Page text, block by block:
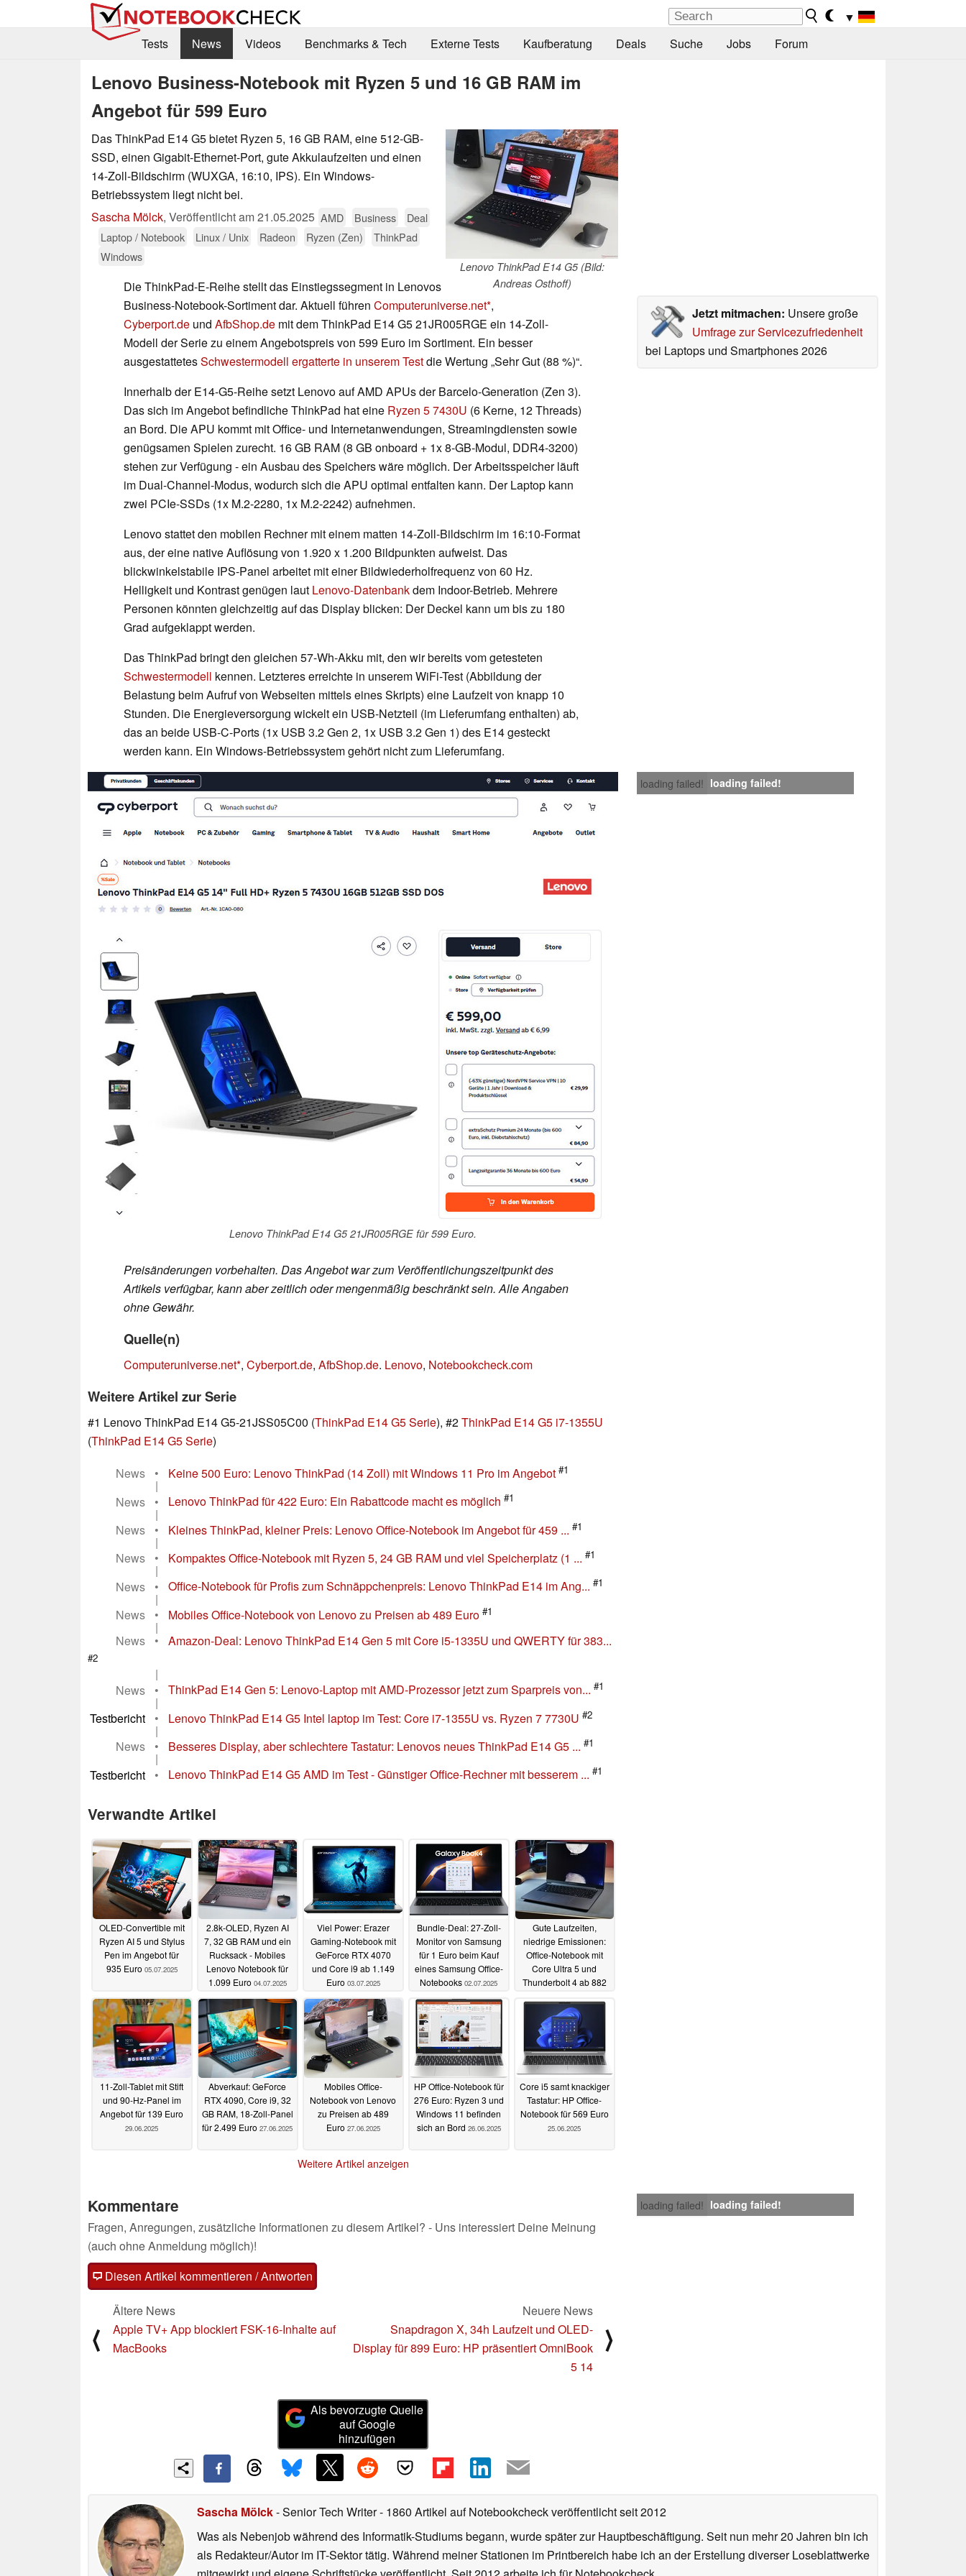
▼
Tests
News Videos Benchmarks & Tech Externe Tests Kaufberatung Deals Suche Jobs Forum
Lenovo Business-Notebook mit Ryzen 5 und 16 GB RAM im
Angebot für 599 Euro
Lenovo ThinkPad E14 G5 (Bild:
Andreas Osthoff)
Das ThinkPad E14 G5 bietet Ryzen 5, 16 GB RAM, eine 512-GB-
SSD, einen Gigabit-Ethernet-Port, gute Akkulaufzeiten und einen
14-Zoll-Bildschirm (WUXGA, 16:10, IPS). Ein Windows-
Betriebssystem liegt nicht bei.
Sascha Mölck, Veröffentlicht am21.05.2025 AMD Business
Deal
Laptop / Notebook
Linux / Unix Radeon Ryzen (Zen)
ThinkPad
Windows
Jetzt mitmachen: Unsere große
Umfrage zur Servicezufriedenheit
bei Laptops und Smartphones 2026
Die ThinkPad-E-Reihe stellt das Einstiegssegment in Lenovos
Business-Notebook-Sortiment dar. Aktuell führen Computeruniverse.net ,
Cyberport.de und AfbShop.de mit dem ThinkPad E14 G5 21JR005RGE ein 14-Zoll-
Modell der Serie zu einem Angebotspreis von 599 Euro im Sortiment. Ein besser
ausgestattetesSchwestermodell ergatterte in unserem Testdie Wertung „Sehr Gut (88 %)“.
Innerhalb der E14-G5-Reihe setzt Lenovo auf AMD APUs der Barcelo-Generation (Zen 3).
Das sich im Angebot befindliche ThinkPad hat eine Ryzen 5 7430U (6 Kerne, 12 Threads)
an Bord. Die APU kommt mit Office- und Internetanwendungen, Streamingdiensten sowie
genügsamen Spielen zurecht. 16 GB RAM (8 GB onboard + 1x 8-GB-Modul, DDR4-3200)
stehen zur Verfügung - ein Ausbau des Speichers wäre möglich. Der Arbeitsspeicher läuft
im Dual-Channel-Modus, wodurch sich die APU optimal entfalten kann. Der Laptop kann
zwei PCIe-SSDs (1x M.2-2280, 1x M.2-2242) aufnehmen.
Lenovo stattet den mobilen Rechner mit einem matten 14-Zoll-Bildschirm im 16:10-Format
aus, der eine native Auflösung von 1.920 x 1.200 Bildpunkten aufweist. Das
blickwinkelstabile IPS-Panel arbeitet mit einer Bildwiederholfrequenz von 60 Hz.
Helligkeit und Kontrast genügen laut Lenovo-Datenbankdem Indoor-Betrieb. Mehrere
Personen könnten gleichzeitig auf das Display blicken: Der Deckel kann um bis zu 180
Grad aufgeklappt werden.
Das ThinkPad bringt den gleichen 57-Wh-Akku mit, den wir bereits vom getesteten
Schwestermodell kennen. Letzteres erreichte in unserem WiFi-Test (Abbildung der
Belastung beim Aufruf von Webseiten mittels eines Skripts) eine Laufzeit von knapp 10
Stunden. Die Energieversorgung wickelt ein USB-Netzteil (im Lieferumfang enthalten) ab,
das an beide USB-C-Ports (1x USB 3.2 Gen 2, 1x USB 3.2 Gen 1) des E14 gesteckt
werden kann. Ein Windows-Betriebssystem gehört nicht zum Lieferumfang.
loading failed! loading failed!
Lenovo ThinkPad E14 G5 21JR005RGE für 599 Euro.
Preisänderungen vorbehalten. Das Angebot war zum Veröffentlichungszeitpunkt des
Artikels verfügbar, kann aber zeitlich oder mengenmäßig beschränkt sein. Alle Angaben
ohne Gewähr.
Quelle(n)
Computeruniverse.net , Cyberport.de, AfbShop.de. Lenovo, Notebookcheck.com
Weitere Artikel zur Serie
#1 Lenovo ThinkPad E14 G5-21JSS05C00 (ThinkPad E14 G5 Serie), #2ThinkPad E14 G5 i7-1355U
(ThinkPad E14 G5 Serie)
News
• Keine 500 Euro: Lenovo ThinkPad (14 Zoll) mit Windows 11 Pro im Angebot #1
|
News
• Lenovo ThinkPad für 422 Euro: Ein Rabattcode macht es möglich #1
|
News
• Kleines ThinkPad, kleiner Preis: Lenovo Office-Notebook im Angebot für 459 ... #1
|
News
• Kompaktes Office-Notebook mit Ryzen 5, 24 GB RAM und viel Speicherplatz (1 ... #1
|
News
• Office-Notebook für Profis zum Schnäppchenpreis: Lenovo ThinkPad E14 im Ang... #1
|
News
• Mobiles Office-Notebook von Lenovo zu Preisen ab 489 Euro #1
|
News
• Amazon-Deal: Lenovo ThinkPad E14 Gen 5 mit Core i5-1335U und QWERTY für 383...
#2
|
News
• ThinkPad E14 Gen 5: Lenovo-Laptop mit AMD-Prozessor jetzt zum Sparpreis von... #1
|
Testbericht
• Lenovo ThinkPad E14 G5 Intel laptop im Test: Core i7-1355U vs. Ryzen 7 7730U #2
|
News
• Besseres Display, aber schlechtere Tastatur: Lenovos neues ThinkPad E14 G5 ... #1
|
Testbericht
• Lenovo ThinkPad E14 G5 AMD im Test - Günstiger Office-Rechner mit besserem ... #1
Verwandte Artikel
OLED-Convertible mit
Ryzen AI 5 und Stylus
Pen im Angebot für
935 Euro 05.07.2025
2.8k-OLED, Ryzen AI
7, 32 GB RAM und ein
Rucksack - Mobiles
Lenovo Notebook für
1.099 Euro 04.07.2025
Viel Power: Erazer
Gaming-Notebook mit
GeForce RTX 4070
und Core i9 ab 1.149
Euro 03.07.2025
Bundle-Deal: 27-Zoll-
Monitor von Samsung
für 1 Euro beim Kauf
eines Samsung Office-
Notebooks 02.07.2025
Gute Laufzeiten,
niedrige Emissionen:
Office-Notebook mit
Core Ultra 5 und
Thunderbolt 4 ab 882
11-Zoll-Tablet mit Stift
und 90-Hz-Panel im
Angebot für 139 Euro
29.06.2025
Abverkauf: GeForce
RTX 4090, Core i9, 32
GB RAM, 18-Zoll-Panel
für 2.499 Euro 27.06.2025
Mobiles Office-
Notebook von Lenovo
zu Preisen ab 489
Euro 27.06.2025
HP Office-Notebook für
276 Euro: Ryzen 3 und
Windows 11 befinden
sich an Bord 26.06.2025
Core i5 samt knackiger
Tastatur: HP Office-
Notebook für 569 Euro
25.06.2025
Weitere Artikel anzeigen
loading failed! loading failed!
Kommentare
Fragen, Anregungen, zusätzliche Informationen zu diesem Artikel? - Uns interessiert Deine Meinung
(auch ohne Anmeldung möglich)!
Diesen Artikel kommentieren / Antworten
⟨
Ältere News
Apple TV+ App blockiert FSK-16-Inhalte auf
MacBooks
Neuere News
Snapdragon X, 34h Laufzeit und OLED-
Display für 899 Euro: HP präsentiert OmniBook
5 14
⟩
Als bevorzugte Quelle
auf Google
hinzufügen
Sascha Mölck- Senior Tech Writer- 1860 Artikel auf Notebookcheck veröffentlichtseit 2012
Was als Nebenjob während des Informatik-Studiums begann, wurde später zur Hauptbeschäftigung. Seit nun mehr 20 Jahren bin ich
als Redakteur/Autor im IT-Sektor tätig. Während meiner Stationen im Printbereich habe ich an der Erstellung diverser Loseblattwerke